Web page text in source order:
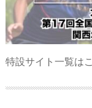
特設サイト一覧は